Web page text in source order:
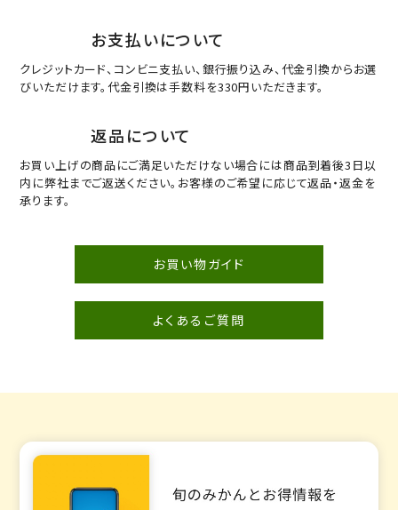
お支払いについて
クレジットカード、コンビニ支払い、銀行振り込み、代金引換からお選
びいただけます。代金引換は手数料を330円いただきます。
返品について
お買い上げの商品にご満足いただけない場合には商品到着後3日以
内に弊社までご返送ください。お客様のご希望に応じて返品・返金を
承ります。
お買い物ガイド
よくあるご質問